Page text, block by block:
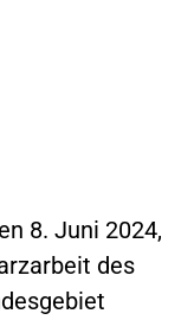
8. Juni 2024,
des